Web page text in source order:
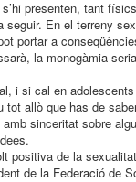
presenten, tant
En el terreny
portar a
la monogàmia
i si cal en
allò que has de
sinceritat sobre
positiva de la
de la Federació de